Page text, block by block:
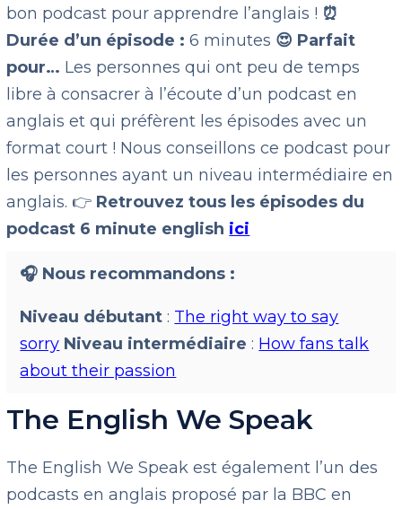
bon podcast pour apprendre l’anglais ! ⏰
Durée d’un épisode :6 minutes 😍 Parfait
pour… Les personnes qui ont peu de temps
libre à consacrer à l’écoute d’un podcast en
anglais et qui préfèrent les épisodes avec un
format court ! Nous conseillons ce podcast pour
les personnes ayant un niveau intermédiaire en
anglais. 👉 Retrouvez tous les épisodes du
podcast 6 minute english ici
🎧 Nous recommandons :
Niveau débutant : The right way to say
sorry Niveau intermédiaire : How fans talk
about their passion
The English We Speak
The English We Speak est également l’un des
podcasts en anglais proposé par la BBC en